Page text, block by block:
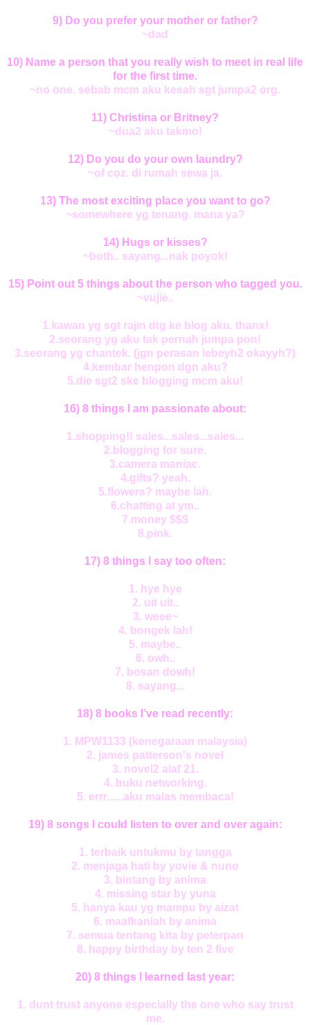
9) Do you prefer your mother or father?
~dad
10) Name a person that you really wish to meet in real life
for the first time.
~no one. sebab mcm aku kesah sgt jumpa2 org.
11) Christina or Britney?
~dua2 aku takmo!
12) Do you do your own laundry?
~of coz. di rumah sewa ja.
13) The most exciting place you want to go?
~somewhere yg tenang. mana ya?
14) Hugs or kisses?
~both.. sayang...nak poyok!
15) Point out 5 things about the person who tagged you.
~vujie..
1.kawan yg sgt rajin dtg ke blog aku. thanx!
2.seorang yg aku tak pernah jumpa pon!
3.seorang yg chantek. (jgn perasan lebeyh2 okayyh?)
4.kembar henpon dgn aku?
5.die sgt2 ske blogging mcm aku!
16) 8 things I am passionate about:
1.shopping!! sales...sales...sales...
2.blogging for sure.
3.camera maniac.
4.gifts? yeah.
5.flowers? maybe lah.
6.chatting at ym..
7.money $$$
8.pink.
17) 8 things I say too often:
1. hye hye
2. uit uit..
3. weee~
4. bongek lah!
5. maybe..
6. owh..
7. bosan dowh!
8. sayang...
18) 8 books I’ve read recently:
1. MPW1133 (kenegaraan malaysia)
2. james patterson's novel
3. novel2 alaf 21.
4. buku networking.
5. errr......aku malas membaca!
19) 8 songs I could listen to over and over again:
1. terbaik untukmu by tangga
2. menjaga hati by yovie & nuno
3. bintang by anima
4. missing star by yuna
5. hanya kau yg mampu by aizat
6. maafkanlah by anima
7. semua tentang kita by peterpan
8. happy birthday by ten 2 five
20) 8 things I learned last year:
1. dunt trust anyone especially the one who say trust
me.